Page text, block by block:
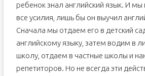
ребенок знал английский язык. И
все усилия, лишь бы он выучил
Сначала мы отдаем его в детский
английскому языку, затем водим в
школу, отдаем в частные школы и
репетиторов. Но не всегда эти